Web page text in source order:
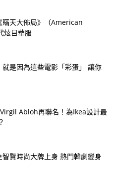
瞞天大佈局》（American
炫目華服
就是因為這些電影「彩蛋」 讓你
Abloh再聯名！為Ikea設計最
智賢時尚大牌上身 熱門韓劇變身